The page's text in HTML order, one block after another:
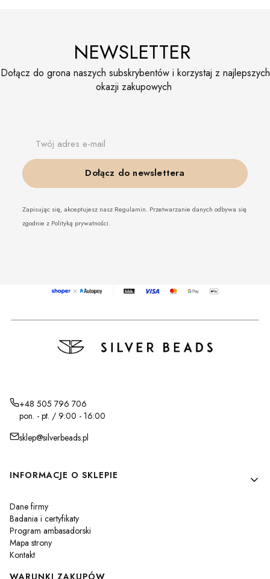
NEWSLETTER
Dołącz do grona naszych subskrybentów i korzystaj z najlepszych
okazji zakupowych
Twój adres e-mail
Dołącz do newslettera
Zapisując się, akceptujesz nasz Regulamin. Przetwarzanie danych odbywa się
zgodnie z Polityką prywatności.
+48 505 796 706
pon. - pt. / 9:00 - 16:00
sklep@silverbeads.pl
Linki w stopce
INFORMACJE O SKLEPIE
Dane firmy
Badania i certyfikaty
Program ambasadorski
Mapa strony
Kontakt
WARUNKI ZAKUPÓW